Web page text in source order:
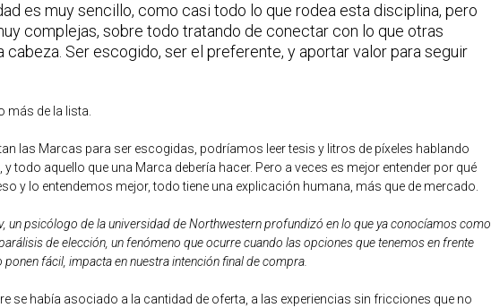
es muy sencillo, como casi todo lo que rodea esta disciplina, pero
complejas, sobre todo tratando de conectar con lo que otras
cabeza. Ser escogido, ser el preferente, y aportar valor para seguir
más de la lista.
las Marcas para ser escogidas, podríamos leer tesis y litros de píxeles hablando
y todo aquello que una Marca debería hacer. Pero a veces es mejor entender por qué
y lo entendemos mejor, todo tiene una explicación humana, más que de mercado.
un psicólogo de la universidad de Northwestern profundizó en lo que ya conocíamos como
parálisis de elección, un fenómeno que ocurre cuando las opciones que tenemos en frente
fácil, impacta en nuestra intención final de compra.
se había asociado a la cantidad de oferta, a las experiencias sin fricciones que no